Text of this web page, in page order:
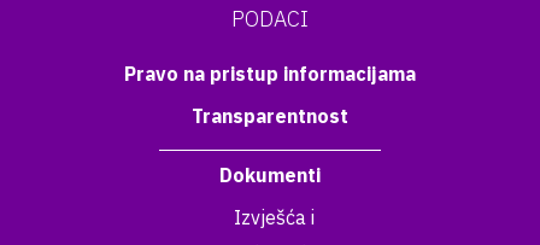
PODACI
Pravo na pristup informacijama
Transparentnost
Dokumenti
Izvješća i